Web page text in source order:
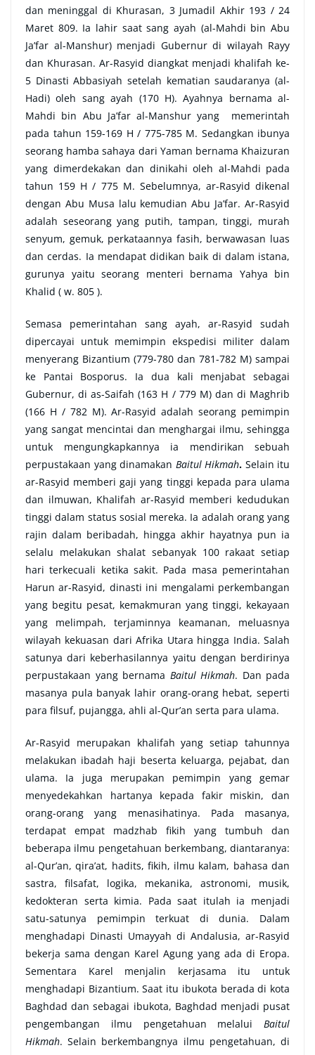
dan meninggal di Khurasan, 3 Jumadil Akhir 193 / 24
Maret 809. Ia lahir saat sang ayah (al-Mahdi bin Abu
Ja’far al-Manshur) menjadi Gubernur di wilayah Rayy
dan Khurasan. Ar-Rasyid diangkat menjadi khalifah ke-
5 Dinasti Abbasiyah setelah kematian saudaranya (al-
Hadi) oleh sang ayah (170 H). Ayahnya bernama al-
Mahdi bin Abu Ja’far al-Manshur yang memerintah
pada tahun 159-169 H / 775-785 M. Sedangkan ibunya
seorang hamba sahaya dari Yaman bernama Khaizuran
yang dimerdekakan dan dinikahi oleh al-Mahdi pada
tahun 159 H / 775 M. Sebelumnya, ar-Rasyid dikenal
dengan Abu Musa lalu kemudian Abu Ja’far. Ar-Rasyid
adalah seseorang yang putih, tampan, tinggi, murah
senyum, gemuk, perkataannya fasih, berwawasan luas
dan cerdas. Ia mendapat didikan baik di dalam istana,
gurunya yaitu seorang menteri bernama Yahya bin
Khalid ( w. 805 ).
Semasa pemerintahan sang ayah, ar-Rasyid sudah
dipercayai untuk memimpin ekspedisi militer dalam
menyerang Bizantium (779-780 dan 781-782 M) sampai
ke Pantai Bosporus. Ia dua kali menjabat sebagai
Gubernur, di as-Saifah (163 H / 779 M) dan di Maghrib
(166 H / 782 M). Ar-Rasyid adalah seorang pemimpin
yang sangat mencintai dan menghargai ilmu, sehingga
untuk mengungkapkannya ia mendirikan sebuah
perpustakaan yang dinamakan Baitul Hikmah. Selain itu
ar-Rasyid memberi gaji yang tinggi kepada para ulama
dan ilmuwan, Khalifah ar-Rasyid memberi kedudukan
tinggi dalam status sosial mereka. Ia adalah orang yang
rajin dalam beribadah, hingga akhir hayatnya pun ia
selalu melakukan shalat sebanyak 100 rakaat setiap
hari terkecuali ketika sakit. Pada masa pemerintahan
Harun ar-Rasyid, dinasti ini mengalami perkembangan
yang begitu pesat, kemakmuran yang tinggi, kekayaan
yang melimpah, terjaminnya keamanan, meluasnya
wilayah kekuasan dari Afrika Utara hingga India. Salah
satunya dari keberhasilannya yaitu dengan berdirinya
perpustakaan yang bernama Baitul Hikmah. Dan pada
masanya pula banyak lahir orang-orang hebat, seperti
para filsuf, pujangga, ahli al-Qur’an serta para ulama.
Ar-Rasyid merupakan khalifah yang setiap tahunnya
melakukan ibadah haji beserta keluarga, pejabat, dan
ulama. Ia juga merupakan pemimpin yang gemar
menyedekahkan hartanya kepada fakir miskin, dan
orang-orang yang menasihatinya. Pada masanya,
terdapat empat madzhab fikih yang tumbuh dan
beberapa ilmu pengetahuan berkembang, diantaranya:
al-Qur’an, qira’at, hadits, fikih, ilmu kalam, bahasa dan
sastra, filsafat, logika, mekanika, astronomi, musik,
kedokteran serta kimia. Pada saat itulah ia menjadi
satu-satunya pemimpin terkuat di dunia. Dalam
menghadapi Dinasti Umayyah di Andalusia, ar-Rasyid
bekerja sama dengan Karel Agung yang ada di Eropa.
Sementara Karel menjalin kerjasama itu untuk
menghadapi Bizantium. Saat itu ibukota berada di kota
Baghdad dan sebagai ibukota, Baghdad menjadi pusat
pengembangan ilmu pengetahuan melalui Baitul
Hikmah. Selain berkembangnya ilmu pengetahuan, di